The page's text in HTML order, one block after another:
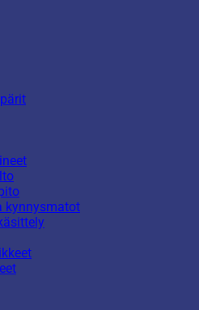
kynnysmatot